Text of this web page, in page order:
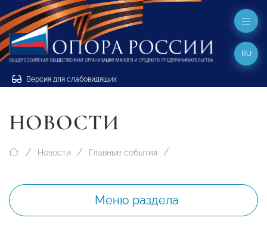
Версия для слабовидящих
RU
НОВОСТИ
Новости Главные события
Меню раздела